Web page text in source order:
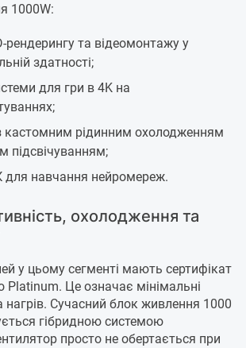
1000W:
рендерингу та відеомонтажу у
здатності;
для гри в 4K на
з кастомним рідинним охолодженням
підсвічуванням;
для навчання нейромереж.
охолодження та
у цьому сегменті мають сертифікат
Platinum. Це означає мінімальні
нагрів. Сучасний блок живлення 1000
гібридною системою
просто не обертається при